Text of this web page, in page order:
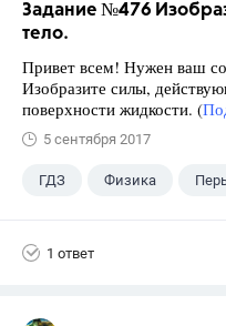
Задание №476
тело.
Привет всем! Нужен ваш
Изобразите силы,
поверхности жидкости. (
5 сентября 2017
ГДЗ Физика
1 ответ